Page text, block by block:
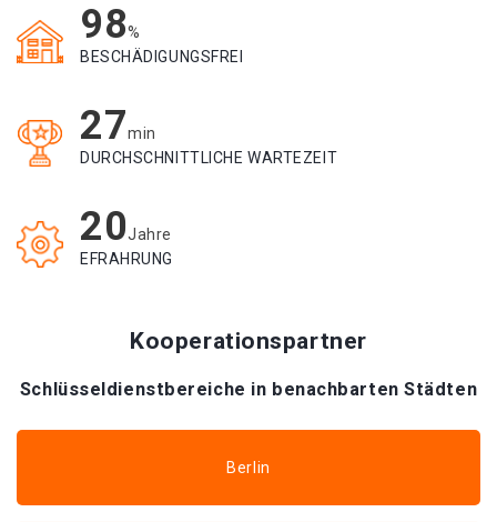
98%
BESCHÄDIGUNGSFREI
27min
DURCHSCHNITTLICHE WARTEZEIT
20Jahre
EFRAHRUNG
Kooperationspartner
Schlüsseldienstbereiche in benachbarten Städten
Berlin